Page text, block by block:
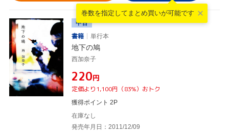
巻数を指定して まとめ買いが可能です
中古
書籍
単行本
地下の鳩
西加奈子
¥220円
定価より1,100円（83%）おトク
獲得ポイント 2P
在庫なし
発売年月日：2011/12/09